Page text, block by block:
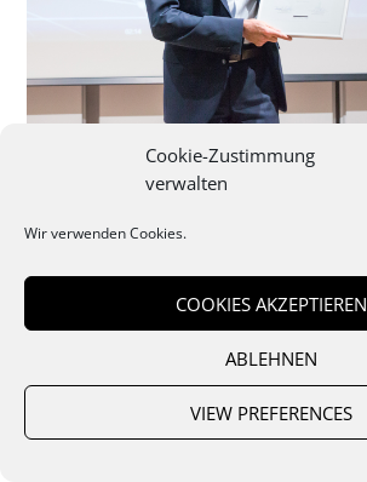
Cookie-Zustimmung
verwalten
Wir verwenden Cookies.
COOKIES AKZEPTIEREN
ABLEHNEN
VIEW PREFERENCES